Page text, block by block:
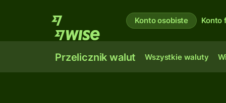
Konto osobiste Konto
Przelicznik walut Wszystkie waluty